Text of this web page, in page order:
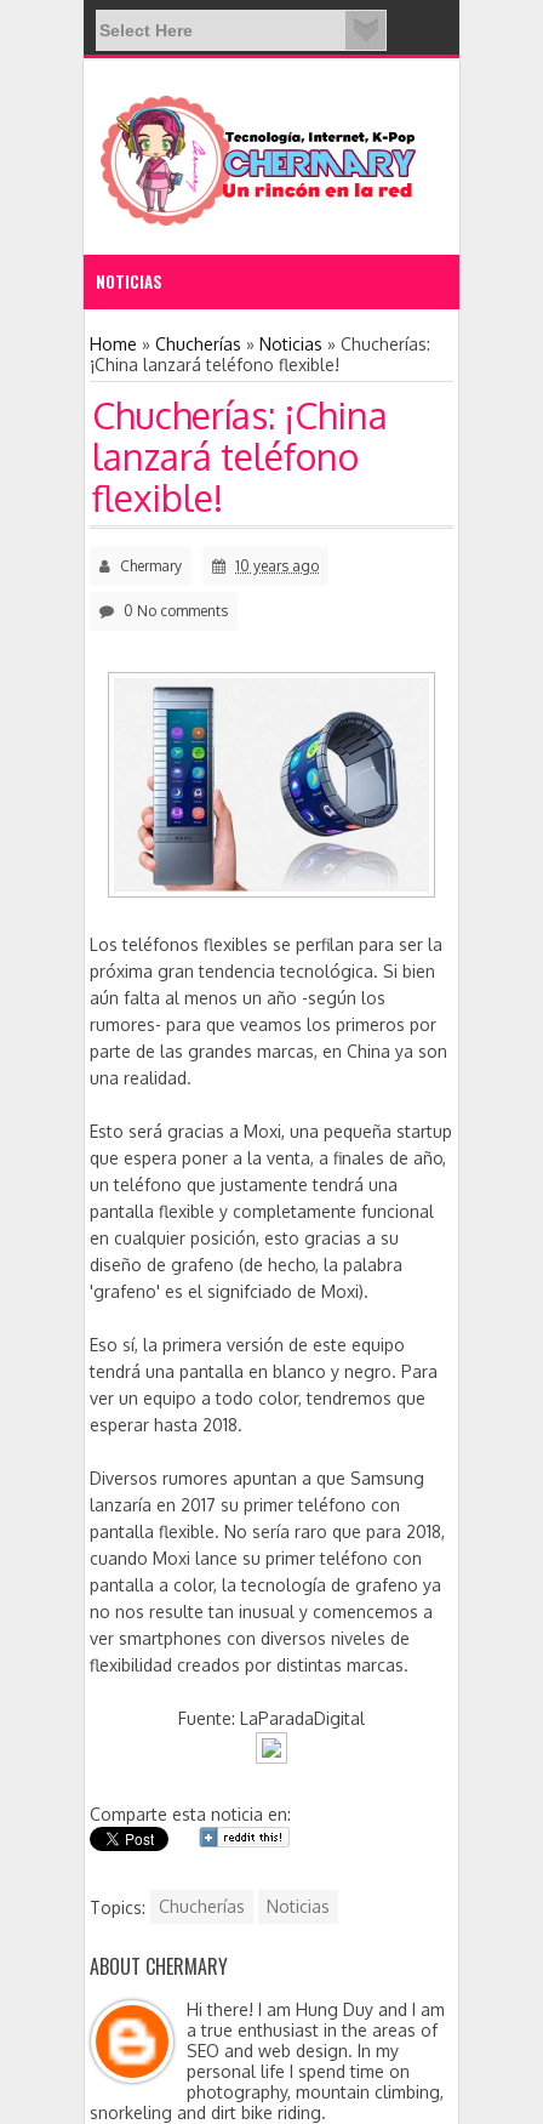
NOTICIAS
11:28 PM
Home » Chucherías » Noticias » Chucherías:
¡China lanzará teléfono flexible!
Chucherías: ¡China
lanzará teléfono
flexible!
Chermary 10 years ago
0 No comments
Los teléfonos flexibles se perfilan para ser la
próxima gran tendencia tecnológica. Si bien
aún falta al menos un año -según los
rumores- para que veamos los primeros por
parte de las grandes marcas, en China ya son
una realidad.
Esto será gracias a Moxi, una pequeña startup
que espera poner a la venta, a finales de año,
un teléfono que justamente tendrá una
pantalla flexible y completamente funcional
en cualquier posición, esto gracias a su
diseño de grafeno (de hecho, la palabra
'grafeno' es el signifciado de Moxi).
Eso sí, la primera versión de este equipo
tendrá una pantalla en blanco y negro. Para
ver un equipo a todo color, tendremos que
esperar hasta 2018.
Diversos rumores apuntan a que Samsung
lanzaría en 2017 su primer teléfono con
pantalla flexible. No sería raro que para 2018,
cuando Moxi lance su primer teléfono con
pantalla a color, la tecnología de grafeno ya
no nos resulte tan inusual y comencemos a
ver smartphones con diversos niveles de
flexibilidad creados por distintas marcas.
Fuente: LaParadaDigital
Comparte esta noticia en:
Topics: Chucherías Noticias
ABOUT CHERMARY
Hi there! I am Hung Duy and I am
a true enthusiast in the areas of
SEO and web design. In my
personal life I spend time on
photography, mountain climbing,
snorkeling and dirt bike riding.